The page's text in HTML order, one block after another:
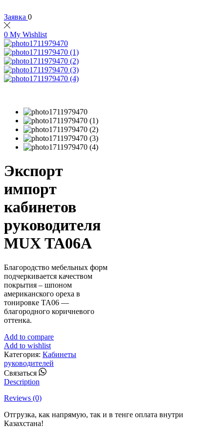
Заявка 0
0 My Wishlist
Экспорт
импорт
кабинетов
руководителя
MUX TA06A
Благородство мебельных форм
подчеркивается качеством
покрытия – шпоном
американского ореха в
тонировке TA06 —
благородного коричневого
оттенка.
Add to compare
Add to wishlist
Категория: Кабинеты
руководителей
Связаться Whatsapp
Description
Reviews (0)
Отгрузка, как напрямую, так и в тенге оплата внутри
Казахстана!